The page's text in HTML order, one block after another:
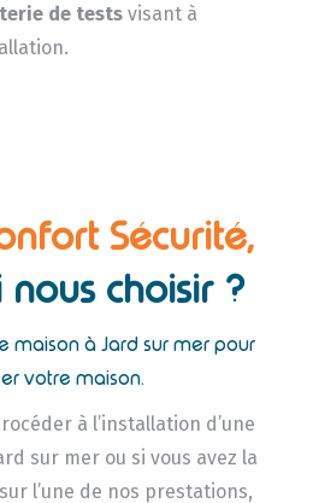
de testsvisant à
Sécurité,
choisir ?
maison à Jard sur mer pour
votre maison.
à l’installation d’une
sur mer ou si vous avez la
l’une de nos prestations,